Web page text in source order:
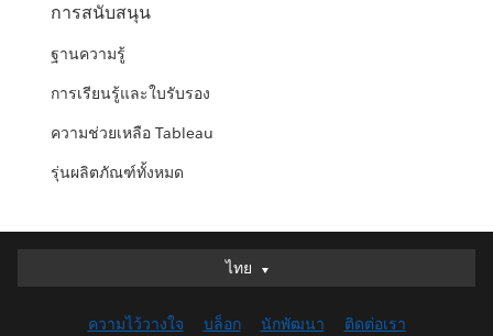
การสนับสนุน
ฐานความรู้
การเรียนรู้และใบรับรอง
ความช่วยเหลือ Tableau
รุ่นผลิตภัณฑ์ทั้งหมด
ไทย
ไทย
English (UK)
ความไว้วางใจ บล็อก นักพัฒนา ติดต่อเรา